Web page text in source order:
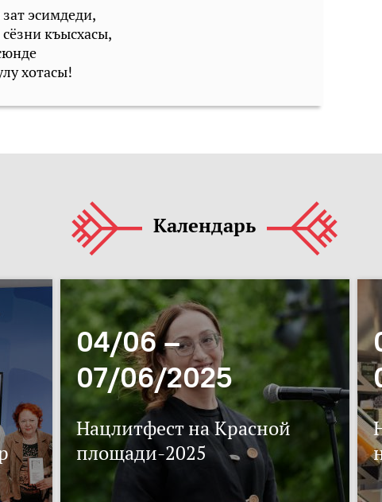
эсимдеди,
къысхасы,
хотасы!
Календарь
04/06 –
07/06/2025
Нацлитфест на Красной
площади-2025